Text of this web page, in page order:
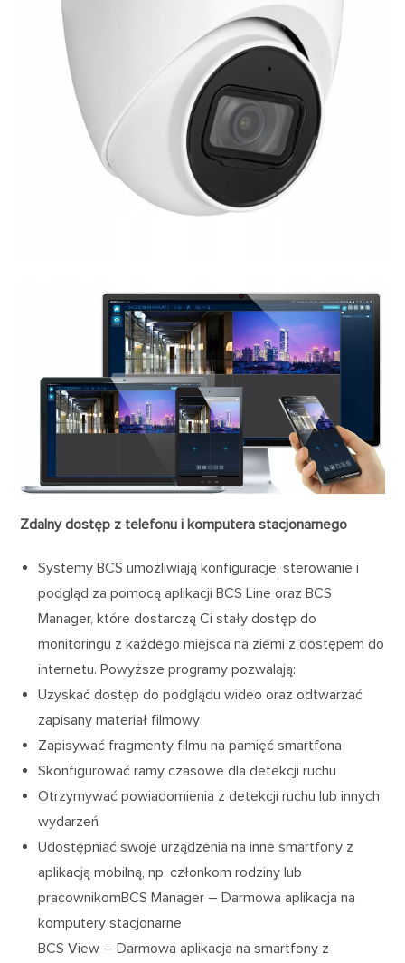
Zdalny dostęp z telefonu i komputera stacjonarnego
Systemy BCS umożliwiają konfiguracje, sterowanie i
podgląd za pomocą aplikacji BCS Line oraz BCS
Manager, które dostarczą Ci stały dostęp do
monitoringu z każdego miejsca na ziemi z dostępem do
internetu. Powyższe programy pozwalają:
Uzyskać dostęp do podglądu wideo oraz odtwarzać
zapisany materiał filmowy
Zapisywać fragmenty filmu na pamięć smartfona
Skonfigurować ramy czasowe dla detekcji ruchu
Otrzymywać powiadomienia z detekcji ruchu lub innych
wydarzeń
Udostępniać swoje urządzenia na inne smartfony z
aplikacją mobilną, np. członkom rodziny lub
pracownikomBCS Manager – Darmowa aplikacja na
komputery stacjonarne
BCS View – Darmowa aplikacja na smartfony z